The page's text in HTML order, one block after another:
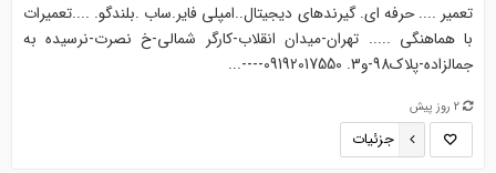
تعمیر .... حرفه ای. گیرندهای دیجیتال..امپلی فایر.ساب .بلندگو. ....‌‌تعمیرات
با هماهنگی ..... تهران-میدان انقلاب-کارگر شمالی-خ نصرت-نرسیده به
جمالزاده-پلاک98-و3. 09192017550----...
2 روز پیش
جزئیات